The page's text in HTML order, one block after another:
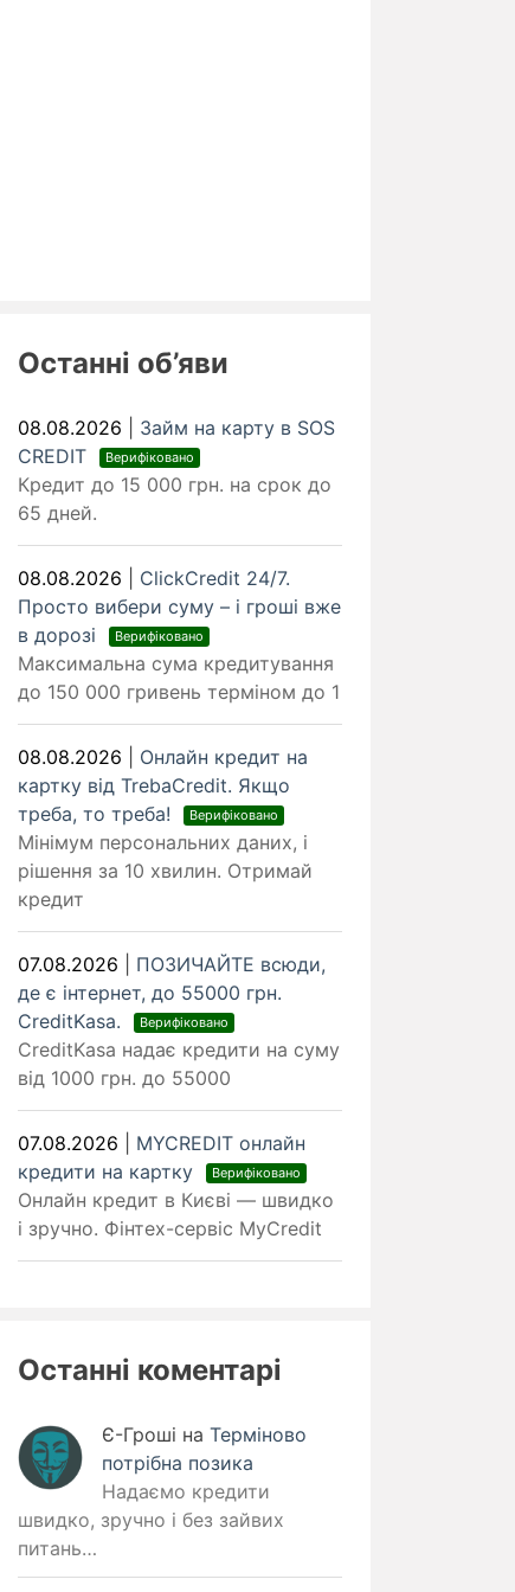
Останні об’яви
08.08.2026
Займ на карту в SOS
CREDIT
Верифіковано
Кредит до 15 000 грн. на срок до
65 дней.
08.08.2026
ClickCredit 24/7.
Просто вибери суму – і гроші вже
в дорозі
Верифіковано
Максимальна сума кредитування
до 150 000 гривень терміном до 1
08.08.2026
Онлайн кредит на
картку від TrebaCredit. Якщо
треба, то треба!
Верифіковано
Мінімум персональних даних, і
рішення за 10 хвилин. Отримай
кредит
07.08.2026
ПОЗИЧАЙТЕ всюди,
де є інтернет, до 55000 грн.
CreditKasa.
Верифіковано
CreditKasa надає кредити на суму
від 1000 грн. до 55000
07.08.2026
MYCREDIT онлайн
кредити на картку
Верифіковано
Онлайн кредит в Києві — швидко
і зручно. Фінтех-сервіс MyCredit
Останні коментарі
Є-Гроші на Терміново
потрібна позика
Надаємо кредити
швидко, зручно і без зайвих
питань…